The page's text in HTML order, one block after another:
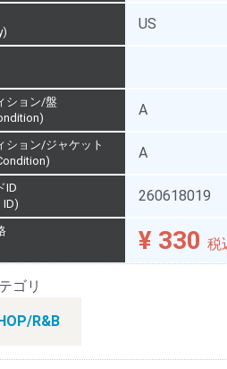
US
ション/盤
A
ション/ジャケット
A
ID
ID)
260618019
¥ 330 税
ゴリ
R&B